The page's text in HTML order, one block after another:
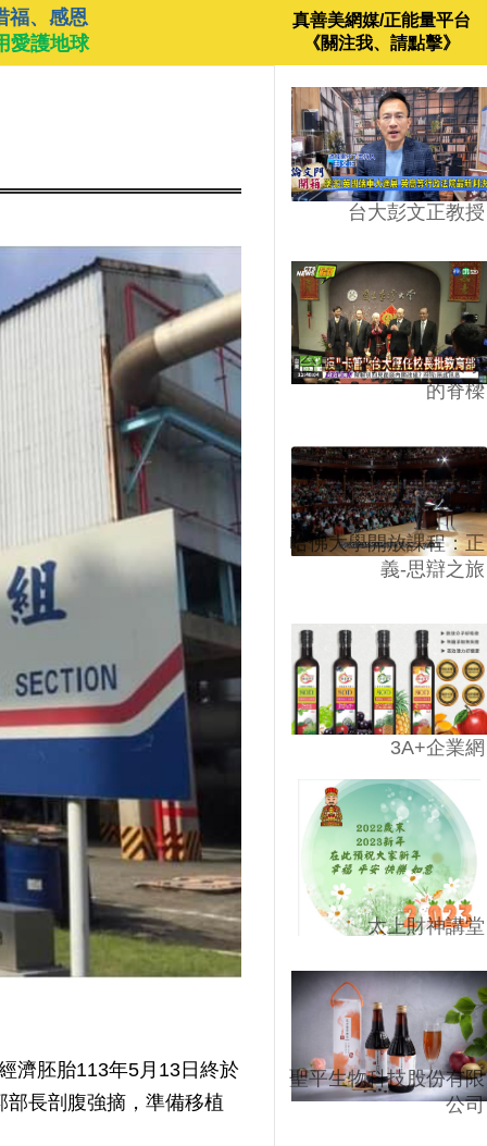
福、感恩
愛護地球
真善美網媒/正能量平台
《關注我、請點擊》
濟胚胎113年5月13日終於
部長剖腹強摘，準備移植
台大彭文正教授
台學版的54/64》大學
的脊樑
哈佛大學開放課程：正
義-思辯之旅
3A+企業網
太上財神講堂
聖平生物科技股份有限
公司